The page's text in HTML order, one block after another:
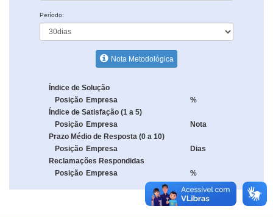
Período:
Nota Metodológica
Índice de Solução
Posição Empresa
%
Índice de Satisfação (1 a 5)
Posição Empresa
Nota
Prazo Médio de Resposta (0 a 10)
Posição Empresa
Dias
Reclamações Respondidas
Posição Empresa %